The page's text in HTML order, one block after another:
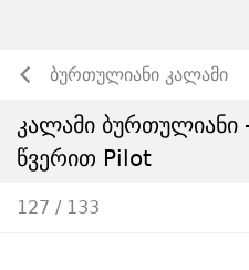
ბურთულიანი კალამი
კალამი ბურთულიანი
წვერით Pilot
127 / 133